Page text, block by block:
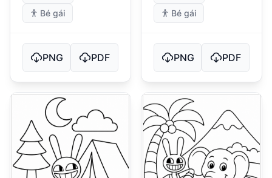
Bé gái
PNG PDF
Bé gái
PNG PDF